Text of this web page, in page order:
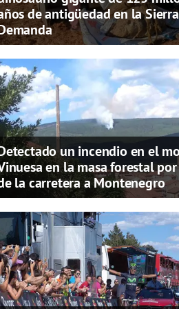
de antigüedad en la
un incendio en el
en la masa forestal
la carretera a Montenegro